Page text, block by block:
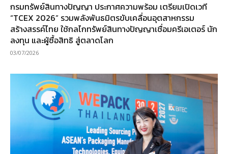
กรมทรัพย์สินทางปัญญา ประกาศความพร้อม เตรียมเปิดเวที
“TCEX 2026” รวมพลังพันธมิตรขับเคลื่อนอุตสาหกรรม
สร้างสรรค์ไทย ใช้กลไกทรัพย์สินทางปัญญาเชื่อมครีเอเตอร์ นัก
ลงทุน และผู้ซื้อสิทธิ สู่ตลาดโลก
03/07/2026